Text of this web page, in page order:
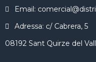
Email:
Adressa: c/ Cabrera, 5
08192 Sant Quirze del